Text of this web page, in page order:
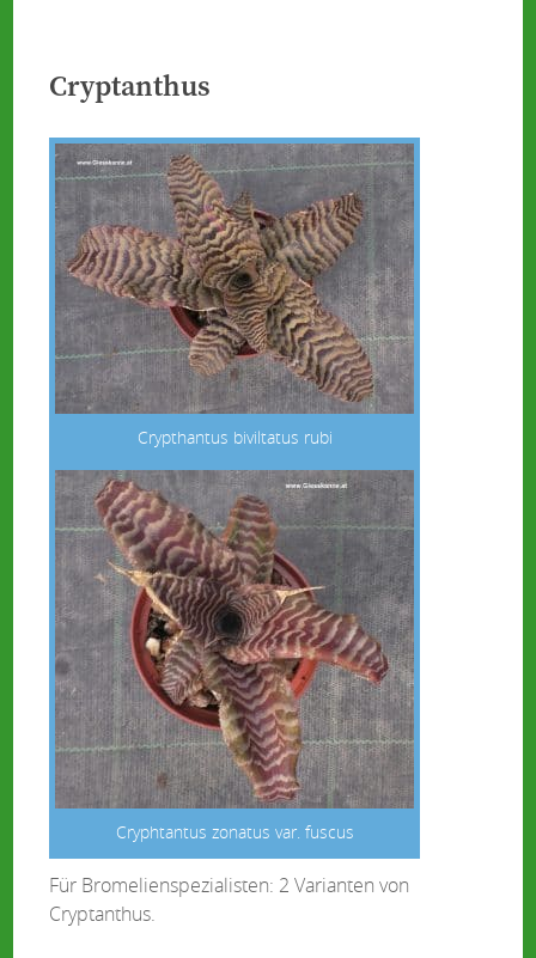
Cryptanthus
Crypthantus biviltatus rubi
Cryphtantus zonatus var. fuscus
Für Bromelienspezialisten: 2 Varianten von
Cryptanthus.